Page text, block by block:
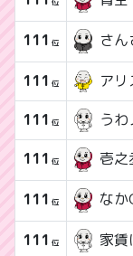
111 位 さ
111 位 アリ
111 位 うわ
111 位 壱之
111 位 なか
111 位 家賃